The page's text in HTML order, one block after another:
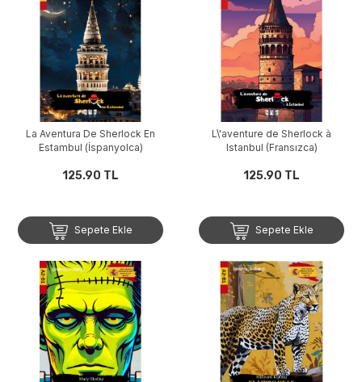
La Aventura De Sherlock En
Estambul (İspanyolca)
125.90 TL
Sepete Ekle
L\'aventure de Sherlock à
Istanbul (Fransızca)
125.90 TL
Sepete Ekle